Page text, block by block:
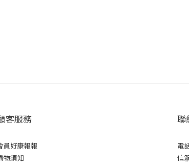
客服務
員好康報報
物須知
聯
電
信